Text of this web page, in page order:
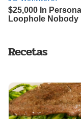
Recetas